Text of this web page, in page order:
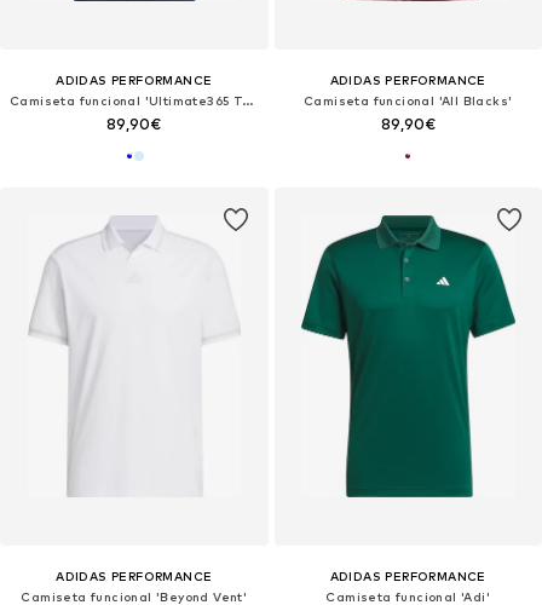
ADIDAS PERFORMANCE
Camiseta funcional 'Ultimate365 Tour'
89,90€
ADIDAS PERFORMANCE
Camiseta funcional 'All Blacks'
89,90€
ADIDAS PERFORMANCE
Camiseta funcional 'Beyond Vent'
ADIDAS PERFORMANCE
Camiseta funcional 'Adi'